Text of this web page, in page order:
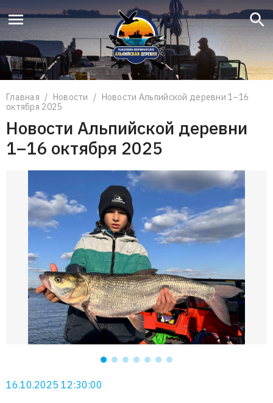
Главная / Новости / Новости Альпийской деревни 1–16
октября 2025
Новости Альпийской деревни
1–16 октября 2025
16.10.2025 12:30:00
Что вы ищете?
Поиск